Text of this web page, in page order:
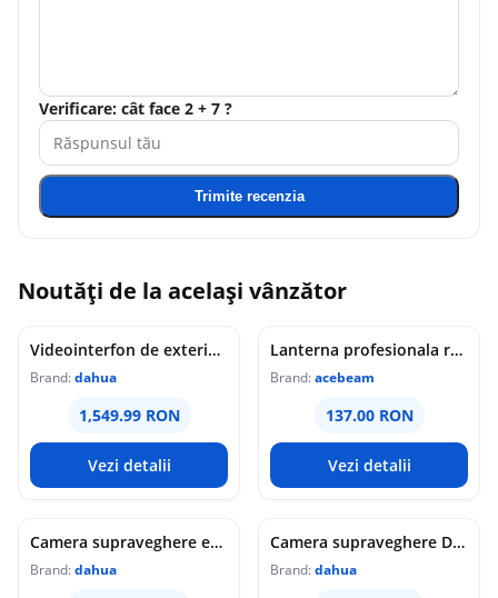
Verificare: cât face 2 + 7 ?
Trimite recenzia
Noutăți de la același vânzător
Videointerfon de exterior IP WiFi Dahua VTO6631QB-WP, 2MP, ecran 5 inch, acces prin PIN/recunoastere faciala/card/Bluetooth, slot card, microfon/difuzor, PoE
Brand:dahua
1,549.99 RON
Vezi detalii
Lanterna profesionala reincarcabila Acebeam Pokelit AA, 1000 lumeni, 105 m, gri
Brand:acebeam
137.00 RON
Vezi detalii
Camera supraveghere exterior analogica Dome cu iluminare duala Dahua HAC-HDW1549X-IL-A-PRO-0360B-DIP, 5 MP, 2.8 mm, IR/lumina calda 50 m, microfon dublu
Brand:dahua
Camera supraveghere Dome analogica Dahua WizColor HAC-HDW1549X-A-PRO-0360B-DIP, 5 MP, 3.6 mm, lumina calda 50 m, microfon dublu
Brand:dahua